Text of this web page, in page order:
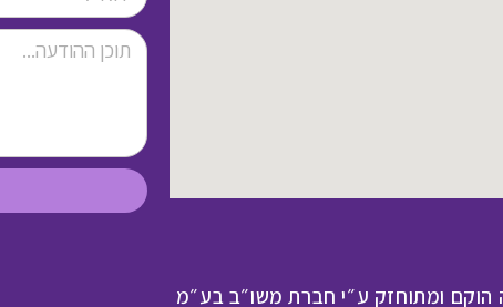
הוקם ומתוחזק ע״י חברת משו״ב בע״מ